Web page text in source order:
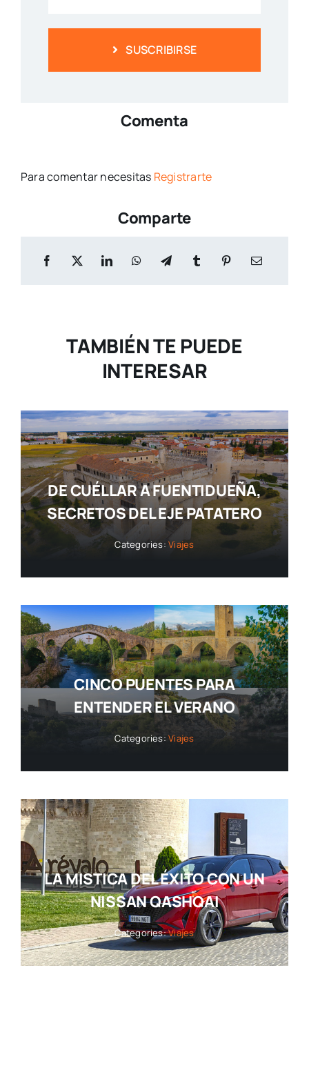
SUSCRIBIRSE
Comenta
Para comentar necesitas Registrarte
Comparte
TAMBIÉN TE PUEDE
INTERESAR
DE CUÉLLAR A FUENTIDUEÑA,
SECRETOS DEL EJE PATATERO
Categories:Viajes
CINCO PUENTES PARA
ENTENDER EL VERANO
Categories:Viajes
LA MISTICA DEL ÉXITO CON UN
NISSAN QASHQAI
Categories:Viajes